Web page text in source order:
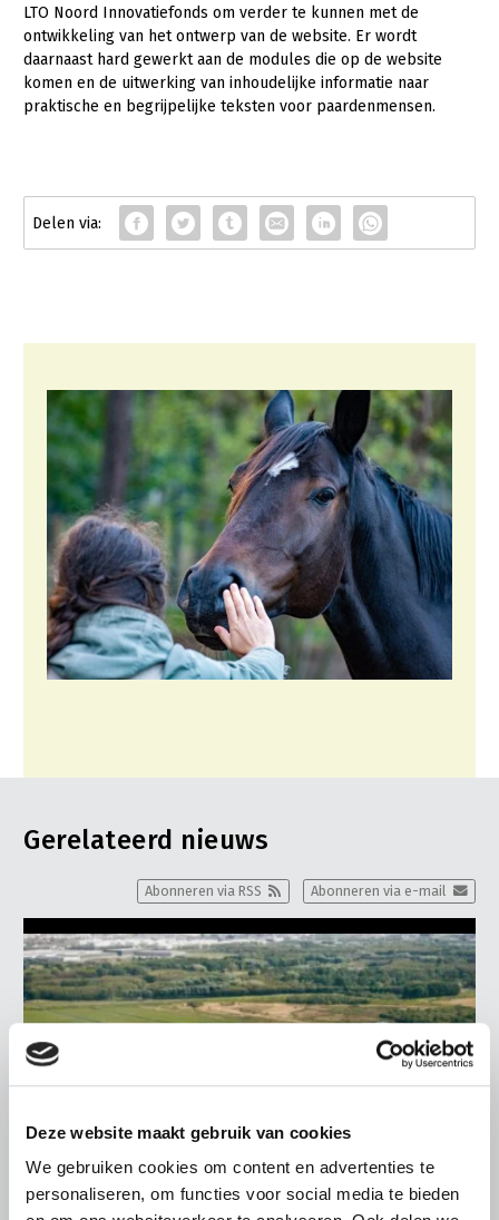
Deze website maakt gebruik van cookies
We gebruiken cookies om content en advertenties te
personaliseren, om functies voor social media te bieden
LTO Noord Innovatiefonds om verder te kunnen met de
ontwikkeling van het ontwerp van de website. Er wordt
daarnaast hard gewerkt aan de modules die op de website
komen en de uitwerking van inhoudelijke informatie naar
praktische en begrijpelijke teksten voor paardenmensen.
Gerelateerd nieuws
Abonneren via e-mail
Abonneren via RSS